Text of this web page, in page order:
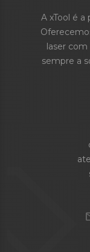
A xTool é a
laser
sempre a